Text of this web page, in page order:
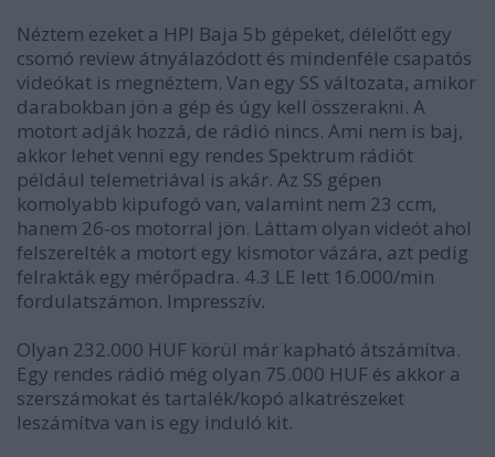
Néztem ezeket a HPI Baja 5b gépeket, délelőtt egy
csomó review átnyálazódott és mindenféle csapatós
videókat is megnéztem. Van egy SS változata, amikor
darabokban jön a gép és úgy kell összerakni. A
motort adják hozzá, de rádió nincs. Ami nem is baj,
akkor lehet venni egy rendes Spektrum rádiót
például telemetriával is akár. Az SS gépen
komolyabb kipufogó van, valamint nem 23 ccm,
hanem 26-os motorral jön. Láttam olyan videót ahol
felszerelték a motort egy kismotor vázára, azt pedig
felrakták egy mérőpadra. 4.3 LE lett 16.000/min
fordulatszámon. Impresszív.
Olyan 232.000 HUF körül már kapható átszámítva.
Egy rendes rádió még olyan 75.000 HUF és akkor a
szerszámokat és tartalék/kopó alkatrészeket
leszámítva van is egy induló kit.